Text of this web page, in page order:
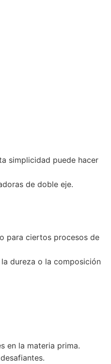
simplicidad puede hacer
de doble eje.
para ciertos procesos de
dureza o la composición
en la materia prima.